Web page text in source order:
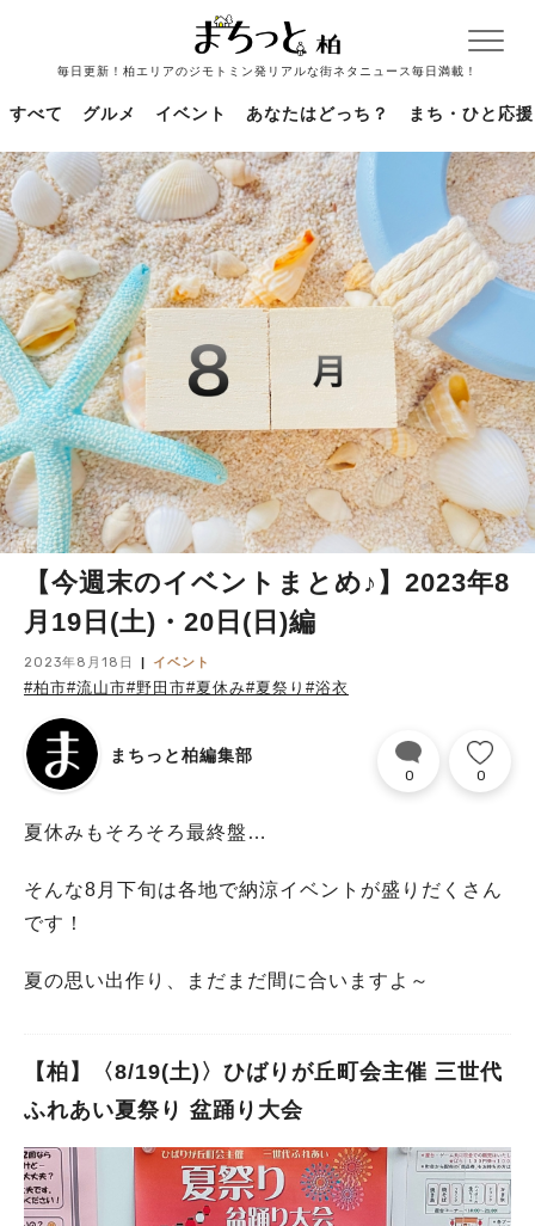
毎日更新！柏エリアのジモトミン発リアルな街ネタニュース毎日満載！
すべて グルメ イベント あなたはどっち？ まち・ひと応援
【今週末のイベントまとめ♪】2023年8
月19日(土)・20日(日)編
2023年8月18日 イベント
#柏市#流山市#野田市#夏休み#夏祭り #浴衣
まちっと柏編集部
0 0
夏休みもそろそろ最終盤…
そんな8月下旬は各地で納涼イベントが盛りだくさん
です！
夏の思い出作り、まだまだ間に合いますよ～
【柏】〈8/19(土)〉ひばりが丘町会主催 三世代
ふれあい夏祭り 盆踊り大会